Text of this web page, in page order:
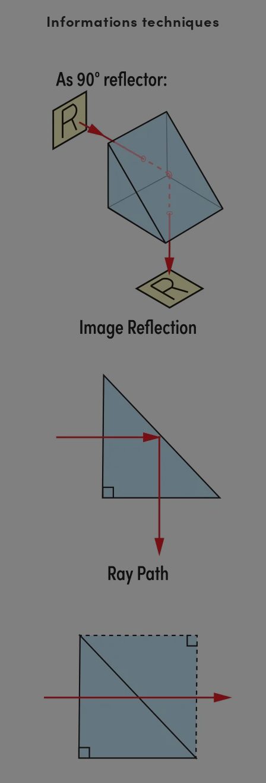
Informations techniques